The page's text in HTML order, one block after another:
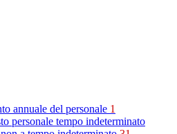
annuale del personale 1
personale tempo indeterminato